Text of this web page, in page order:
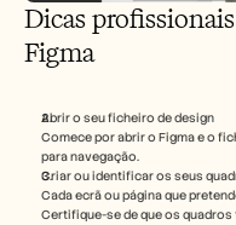
Dicas
Figma
Abrir o seu ficheiro de design
Comece por abrir o Figma e o
para navegação.
Criar ou identificar os seus
Cada ecrã ou página que
Certifique-se de que os